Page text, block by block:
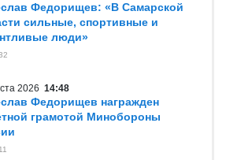
Федорищев: «В Самарской
сильные, спортивные и
люди»
2026 14:48
Федорищев награжден
грамотой Минобороны